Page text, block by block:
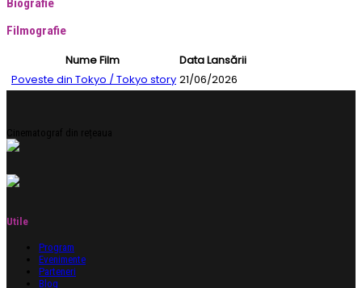
Biografie
Filmografie
Nume Film
Data Lansării
Poveste din Tokyo / Tokyo story 21/06/2026
Cinematograf din rețeaua
Utile
Program
Evenimente
Parteneri
Blog